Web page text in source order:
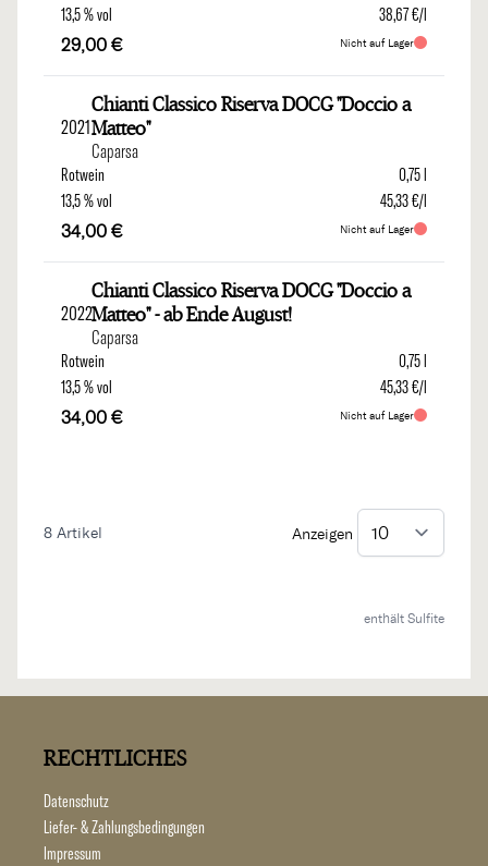
13,5 % vol
38,67 €/l
29,00 € Nicht auf Lager
2021
Chianti Classico Riserva DOCG "Doccio a
Matteo"
Caparsa
Rotwein
0,75 l
13,5 % vol
45,33 €/l
34,00 € Nicht auf Lager
2022
Chianti Classico Riserva DOCG "Doccio a
Matteo" - ab Ende August!
Caparsa
Rotwein
0,75 l
13,5 % vol
45,33 €/l
34,00 € Nicht auf Lager
8 Artikel Anzeigen
enthält Sulfite
RECHTLICHES
Datenschutz
Liefer- & Zahlungsbedingungen
Impressum